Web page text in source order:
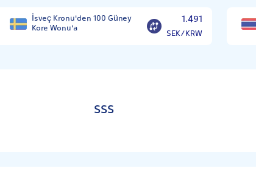
İsveç Kronu'den 100 Güney
Kore Wonu'a
1.491
SEK/KRW
SSS